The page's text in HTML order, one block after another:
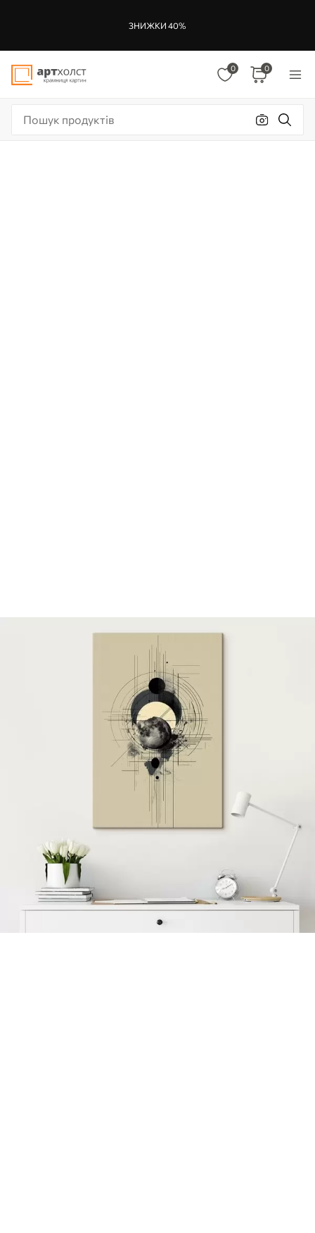
ЗНИЖКИ 40%
0 0